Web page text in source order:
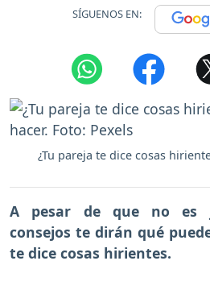
SÍGUENOS EN:
¿Tu pareja te dice cosas
A pesar de que no es
consejos te dirán qué
te dice cosas hirientes.